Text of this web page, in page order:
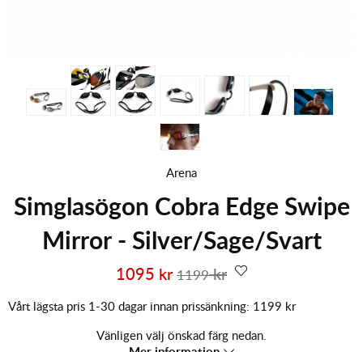
Arena
Simglasögon Cobra Edge Swipe
Mirror - Silver/Sage/Svart
1199kr
1095 kr
Vårt lägsta pris 1-30 dagar innan prissänkning: 1199 kr
Vänligen välj önskad färg nedan.